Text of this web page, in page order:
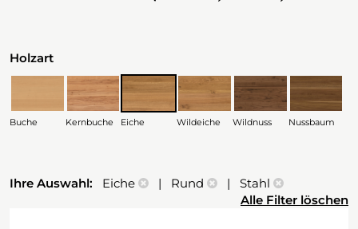
Holzart
Buche Kernbuche Eiche Wildeiche Wildnuss Nussbaum
Ihre Auswahl: Eiche | Rund
| Stahl
Alle Filter löschen